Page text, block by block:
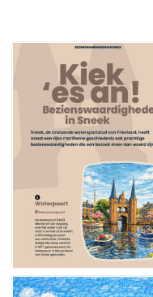
Winkelen, uitgaan
Eten, drinken &
Watersport
Overnachten
En meer
Arrangementen
Jouw Sneek